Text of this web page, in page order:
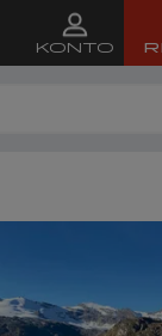
KONTO